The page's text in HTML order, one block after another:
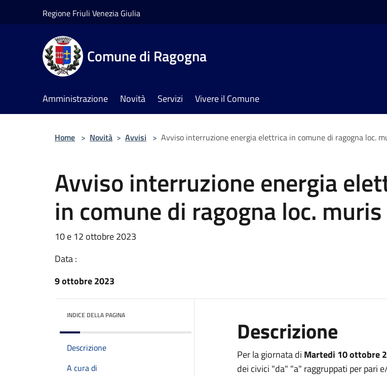
Regione Friuli Venezia Giulia
Comune di Ragogna
Amministrazione Novità Servizi Vivere il Comune
Home > Novità > Avvisi > Avviso interruzione energia elettrica in comune di ragogna loc.
Avviso interruzione energia
in comune di ragogna loc. muris
10 e 12 ottobre 2023
Data :
9 ottobre 2023
INDICE DELLA PAGINA
Descrizione
A cura di
Descrizione
Per la giornata di Martedi 10 ottobre
dei civici "da" "a" raggruppati per pari